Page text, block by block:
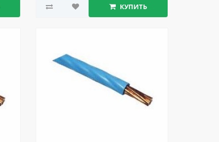
КУПИТЬ